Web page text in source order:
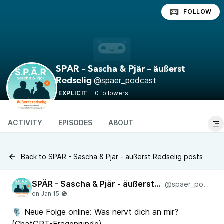
SPÄR - Sascha & Pjär - äußerst
Redselig @spaer_podcast
EXPLICIT 0 followers
FOLLOW
ACTIVITY EPISODES ABOUT
Back to SPÄR - Sascha & Pjär - äußerst Redselig posts
SPÄR - Sascha & Pjär - äußerst Redselig @spaer_podcast
🎙️ Neue Folge online: Was nervt dich an mir?